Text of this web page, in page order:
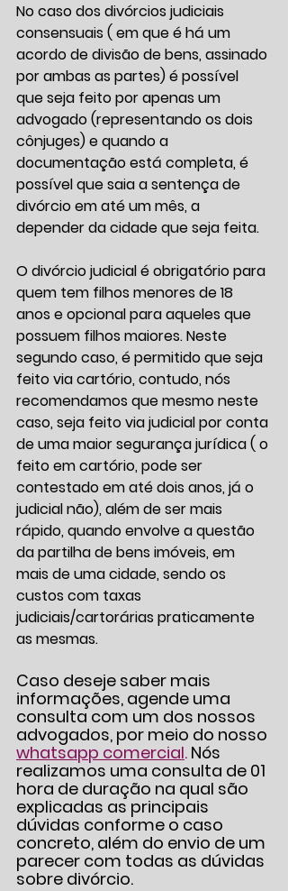
No caso dos divórcios judiciais
consensuais ( em que é há um
acordo de divisão de bens, assinado
por ambas as partes) é possível
que seja feito por apenas um
advogado (representando os dois
cônjuges) e quando a
documentação está completa, é
possível que saia a sentença de
divórcio em até um mês, a
depender da cidade que seja feita.
O divórcio judicial é obrigatório para
quem tem filhos menores de 18
anos e opcional para aqueles que
possuem filhos maiores. Neste
segundo caso, é permitido que seja
feito via cartório, contudo, nós
recomendamos que mesmo neste
caso, seja feito via judicial por conta
de uma maior segurança jurídica ( o
feito em cartório, pode ser
contestado em até dois anos, já o
judicial não), além de ser mais
rápido, quando envolve a questão
da partilha de bens imóveis, em
mais de uma cidade, sendo os
custos com taxas
judiciais/cartorárias praticamente
as mesmas.
Caso deseje saber mais
informações, agende uma
consulta com um dos nossos
advogados, por meio do nosso
whatsapp comercial. Nós
realizamos uma consulta de 01
hora de duração na qual são
explicadas as principais
dúvidas conforme o caso
concreto, além do envio de um
parecer com todas as dúvidas
sobre divórcio.